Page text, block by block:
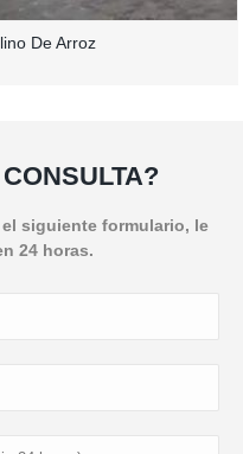
De Arroz
siguiente formulario, le
24 horas.